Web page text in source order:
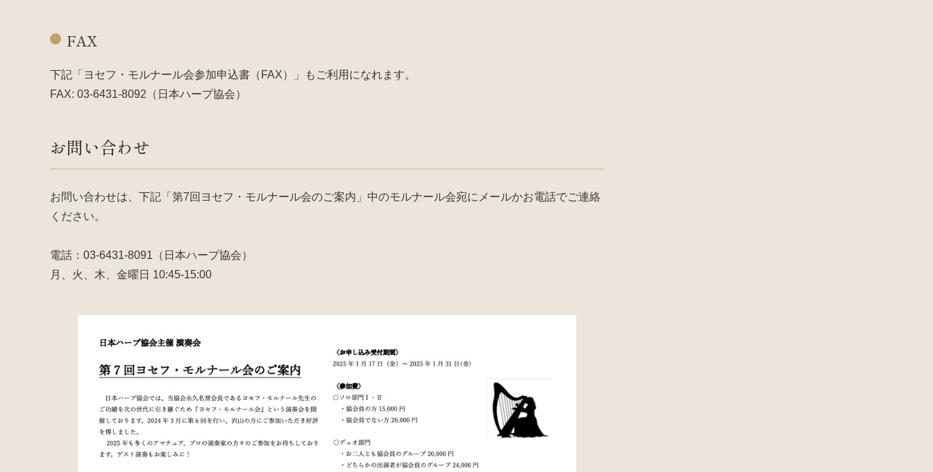
FAX
下記「ヨセフ・モルナール会参加申込書（FAX）」もご利用になれます。
FAX: 03-6431-8092（日本ハープ協会）
お問い合わせ
お問い合わせは、下記「第7回ヨセフ・モルナール会のご案内」中のモルナール会宛にメールかお電話でご連絡
ください。
電話：03-6431-8091（日本ハープ協会）
月、火、木、金曜日 10:45-15:00